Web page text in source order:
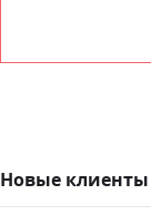
Новые клиенты